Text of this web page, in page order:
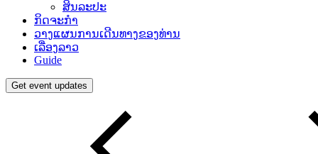
ສິນລະປະ
ກິດຈະກຳ
ວາງແຜນການເດີນທາງຂອງທ່ານ
ເລື່ອງລາວ
Guide
Get event updates